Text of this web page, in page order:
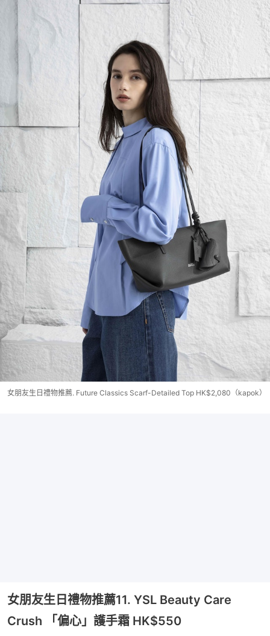
女朋友生日禮物推薦. Future Classics Scarf-Detailed Top HK$2,080（kapok）
女朋友生日禮物推薦11. YSL Beauty Care
Crush 「偏心」護手霜 HK$550